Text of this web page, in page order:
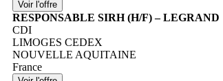
RESPONSABLE SIRH (H/F) – LEGRAND
CDI
LIMOGES CEDEX
NOUVELLE AQUITAINE
France